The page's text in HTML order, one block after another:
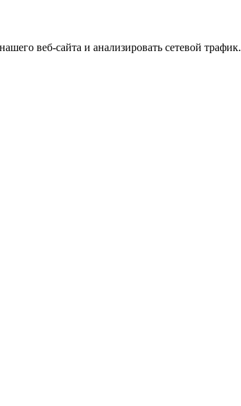
веб-сайта и анализировать сетевой трафик.